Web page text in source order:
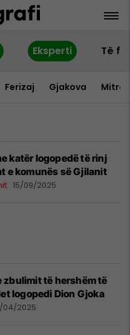
Eksperti Të
Ferizaj Gjakova
katër logopedë të rinj
e komunës së Gjilanit
15/09/2025
zbulimit të hershëm të
logopedi Dion Gjoka
04/2025